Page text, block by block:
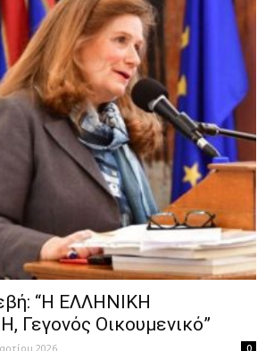
“H ΕΛΛΗΝΙΚΗ
Γεγονός Οικουμενικό”
2026 0